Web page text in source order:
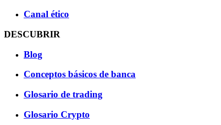
Canal ético
DESCUBRIR
Blog
Conceptos básicos de banca
Glosario de trading
Glosario Crypto